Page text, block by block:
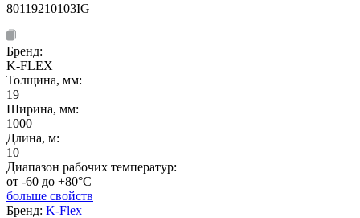
80119210103IG
Бренд:
K-FLEX
Толщина, мм:
19
Ширина, мм:
1000
Длина, м:
10
Диапазон рабочих температур:
от -60 до +80°C
больше свойств
Бренд: K-Flex